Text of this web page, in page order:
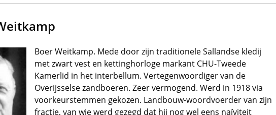
Boer Weitkamp. Mede door zijn traditionele Sallandse kledij
met zwart vest en kettinghorloge markant CHU-Tweede
Kamerlid in het interbellum. Vertegenwoordiger van de
Overijsselse zandboeren. Zeer vermogend. Werd in 1918 via
voorkeurstemmen gekozen. Landbouw-woordvoerder van zijn
fractie, van wie werd gezegd dat hij nog wel eens naïviteit